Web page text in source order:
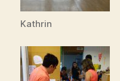
Kathrin